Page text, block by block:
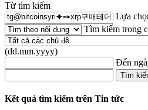
Từ tìm kiếm
Lựa
Tìm kiếm trong
(dd.mm.yyyy)
Đến
Kết quả tìm kiếm trên Tin tức